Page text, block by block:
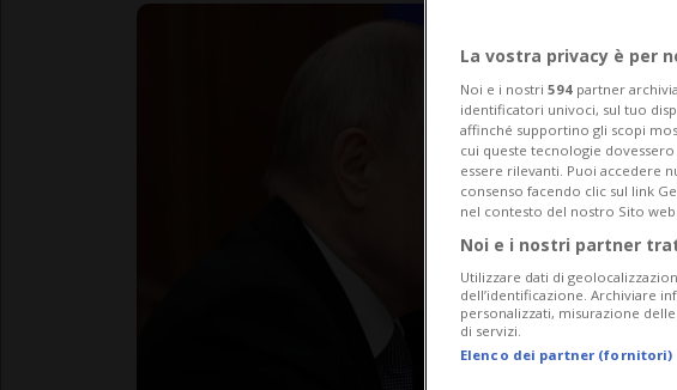
La vostra privacy è per
Noi e i nostri 594 partner
identificatori univoci, sul tuo
affinché supportino gli scopi
cui queste tecnologie
essere rilevanti. Puoi accedere
consenso facendo clic sul link
nel contesto del nostro Sito
Noi e i nostri partner
Utilizzare dati di
dell’identificazione. Archiviare
personalizzati, misurazione
di servizi.
Elenco dei partner (fornitori)